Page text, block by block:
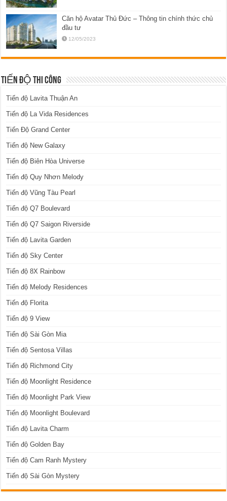
Căn hộ Avatar Thủ Đức – Thông tin chính thức chủ
đầu tư
12/05/2023
TIẾN ĐỘ THI CÔNG
Tiến độ Lavita Thuận An
Tiến độ La Vida Residences
Tiến Độ Grand Center
Tiến độ New Galaxy
Tiến độ Biên Hòa Universe
Tiến độ Quy Nhơn Melody
Tiến độ Vũng Tàu Pearl
Tiến độ Q7 Boulevard
Tiến độ Q7 Saigon Riverside
Tiến độ Lavita Garden
Tiến độ Sky Center
Tiến độ 8X Rainbow
Tiến độ Melody Residences
Tiến độ Florita
Tiến độ 9 View
Tiến độ Sài Gòn Mia
Tiến độ Sentosa Villas
Tiến độ Richmond City
Tiến độ Moonlight Residence
Tiến độ Moonlight Park View
Tiến độ Moonlight Boulevard
Tiến độ Lavita Charm
Tiến độ Golden Bay
Tiến độ Cam Ranh Mystery
Tiến độ Sài Gòn Mystery